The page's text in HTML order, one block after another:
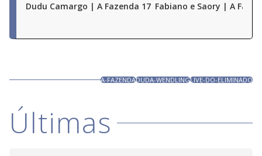
Dudu Camargo | A Fazenda 17 Fabiano e Saory | A
A-FAZENDADUDA-WENDLINGLIVE-DO-ELIMINADO
Últimas